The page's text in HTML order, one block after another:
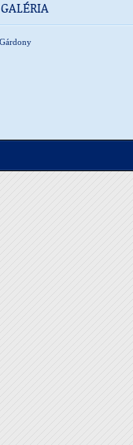
GALÉRIA